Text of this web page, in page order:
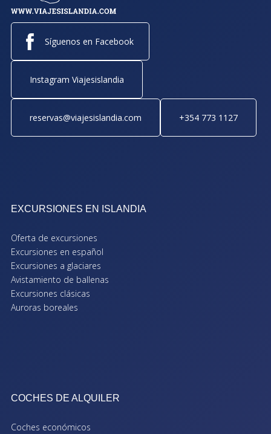
Síguenos en Facebook
Instagram Viajesislandia
reservas@viajesislandia.com +354 773 1127
EXCURSIONES EN ISLANDIA
Oferta de excursiones
Excursiones en español
Excursiones a glaciares
Avistamiento de ballenas
Excursiones clásicas
Auroras boreales
COCHES DE ALQUILER
Coches económicos